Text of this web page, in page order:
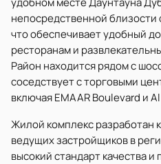
непосредственной близости
что обеспечивает удобный
ресторанам и
Район находится рядом с
соседствует с торговыми
включая EMAAR Boulevard и
Жилой комплекс разработан
ведущих застройщиков в
высокий стандарт качества